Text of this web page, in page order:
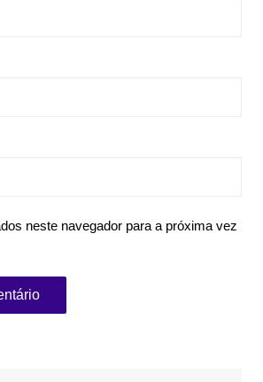
neste navegador para a próxima vez